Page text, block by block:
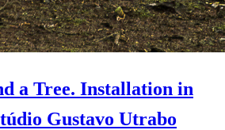
a Tree. Installation in
Gustavo Utrabo